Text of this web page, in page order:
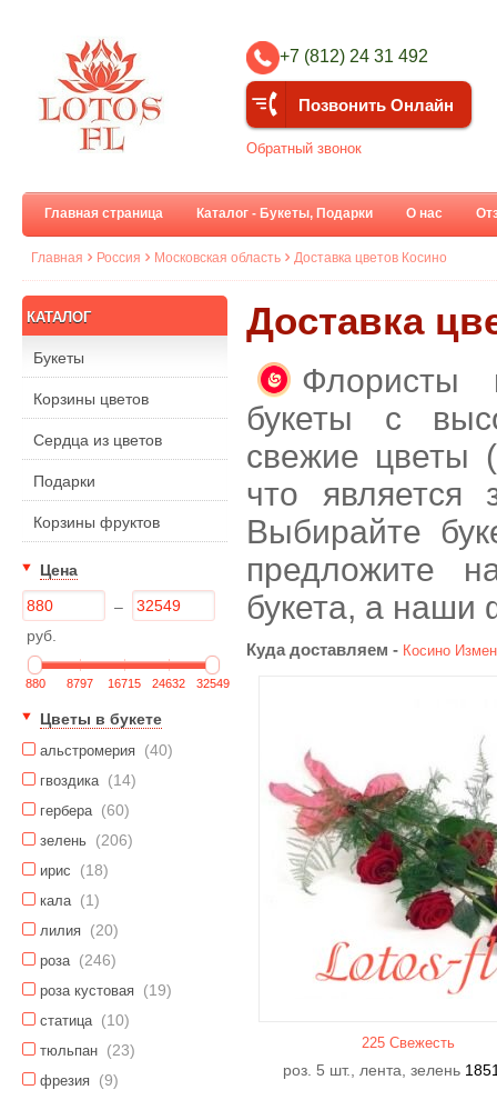
+7 (812) 24 31 492
Позвонить Онлайн
Обратный звонок
Главная страница Каталог - Букеты, Подарки О нас
Главная Россия Московская область Доставка цветов Косино
КАТАЛОГ
Букеты
Корзины цветов
Сердца из цветов
Подарки
Корзины фруктов
Цена
–
руб.
880 8797 16715 24632 32549
Цветы в букете
альстромерия (40)
гвоздика (14)
гербера (60)
зелень (206)
ирис (18)
кала (1)
лилия (20)
роза (246)
роза кустовая (19)
статица (10)
тюльпан (23)
фрезия (9)
Доставка
Флористы
букеты с
свежие цветы (
что является
Выбирайте
предложите
букета, а наши
Куда доставляем - Косино
225 Свежесть
роз. 5 шт., лента, зелень